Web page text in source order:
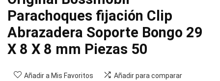
Parachoques fijación Clip
Abrazadera Soporte Bongo 29
X 8 X 8 mm Piezas 50
Añadir a Mis Favoritos Añadir para comparar